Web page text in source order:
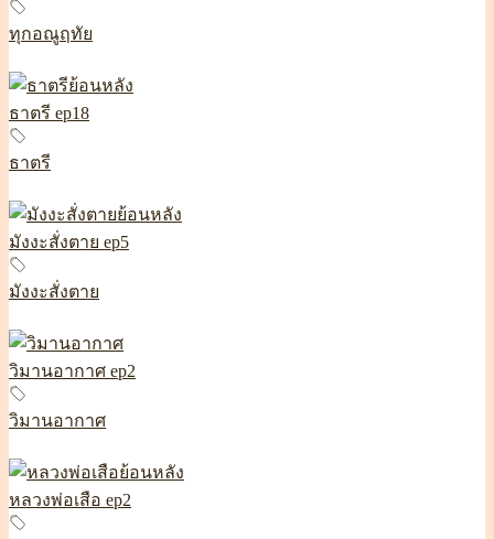
ทุกอณูฤทัย
ธาตรี ep18
ธาตรี
มังงะสั่งตาย ep5
มังงะสั่งตาย
วิมานอากาศ ep2
วิมานอากาศ
หลวงพ่อเสือ ep2